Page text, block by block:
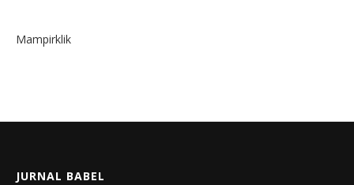
Mampirklik
JURNAL BABEL